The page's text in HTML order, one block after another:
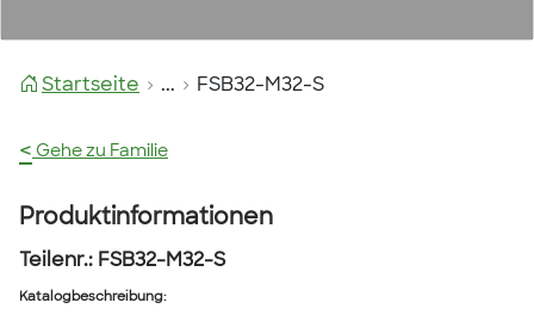
Startseite ... FSB32-M32-S
< Gehe zu Familie
Produktinformationen
Teilenr.: FSB32-M32-S
Katalogbeschreibung: